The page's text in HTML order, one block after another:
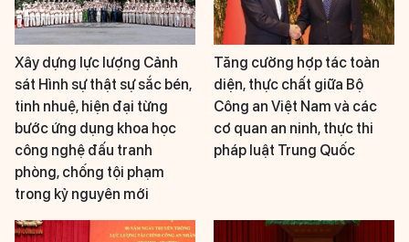
Xây dựng lực lượng Cảnh
sát Hình sự thật sự sắc bén,
tinh nhuệ, hiện đại từng
bước ứng dụng khoa học
công nghệ đấu tranh
phòng, chống tội phạm
trong kỷ nguyên mới
Tăng cường hợp tác toàn
diện, thực chất giữa Bộ
Công an Việt Nam và các
cơ quan an ninh, thực thi
pháp luật Trung Quốc